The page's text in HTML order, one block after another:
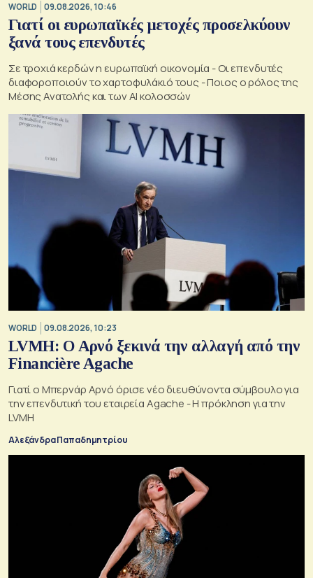
WORLD 09.08.2026, 10:46
Γιατί οι ευρωπαϊκές μετοχές προσελκύουν
ξανά τους επενδυτές
Σε τροχιά κερδών η ευρωπαϊκή οικονομία - Οι επενδυτές
διαφοροποιούν το χαρτοφυλάκιό τους - Ποιος ο ρόλος της
Μέσης Ανατολής και των AI κολοσσών
WORLD 09.08.2026, 10:23
LVMH: Ο Αρνό ξεκινά την αλλαγή από την
Financière Agache
Γιατί ο Μπερνάρ Αρνό όρισε νέο διευθύνοντα σύμβουλο για
την επενδυτική του εταιρεία Agache - Η πρόκληση για την
LVMH
Αλεξάνδρα Παπαδημητρίου